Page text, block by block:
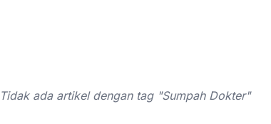
Tidak ada artikel dengan tag "Sumpah Dokter"